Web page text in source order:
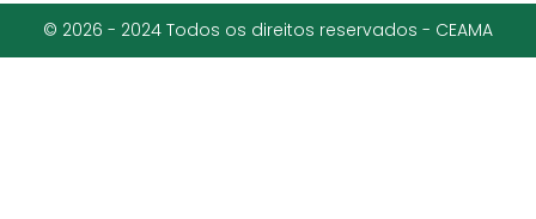
© 2026 - 2024 Todos os direitos reservados - CEAMA